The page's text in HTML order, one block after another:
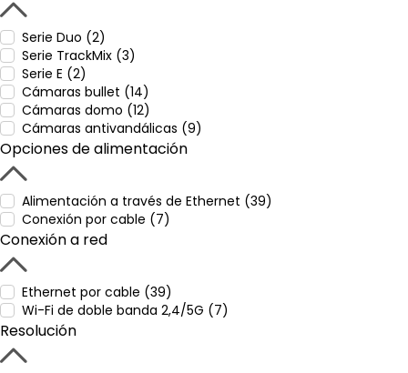
Serie Duo (2)
Serie TrackMix (3)
Serie E (2)
Cámaras bullet (14)
Cámaras domo (12)
Cámaras antivandálicas (9)
Opciones de alimentación
Alimentación a través de Ethernet (39)
Conexión por cable (7)
Conexión a red
Ethernet por cable (39)
Wi-Fi de doble banda 2,4/5G (7)
Resolución